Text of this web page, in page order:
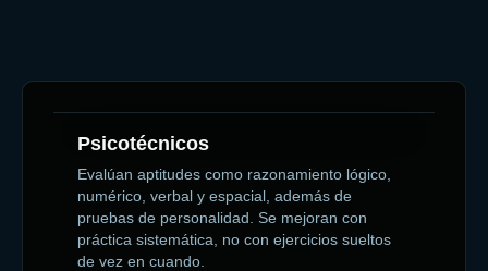
Psicotécnicos
Evalúan aptitudes como razonamiento lógico,
numérico, verbal y espacial, además de
pruebas de personalidad. Se mejoran con
práctica sistemática, no con ejercicios sueltos
de vez en cuando.